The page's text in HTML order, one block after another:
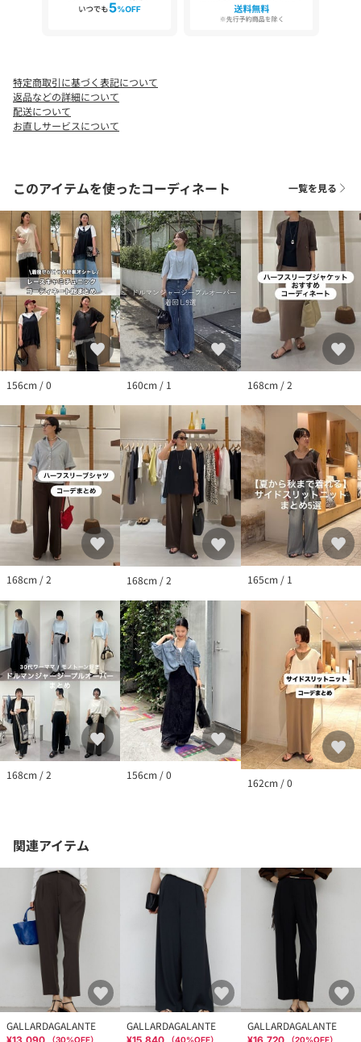
また、生産過程上の都合により、洗濯表記や混率、サイズスペッ
ク等が多少変更になる可能性がございます。
※トップの画像は、光の具合で色味が違って見える場合がありま
す。
◆気になる商品は「お気に入り」登録を◆
を受け取ることができます。
特定商取引に基づく表記について
返品などの詳細について
配送について
お直しサービスについて
このアイテムを使ったコーディネート 一覧を見る
156cm / 0 160cm / 1 168cm / 2
168cm / 2 168cm / 2 165cm / 1
168cm / 2 156cm / 0
162cm / 0
関連アイテム
GALLARDAGALANTE
（30%OFF）
GALLARDAGALANTE
（40%OFF）
GALLARDAGALANTE
（20%OFF）